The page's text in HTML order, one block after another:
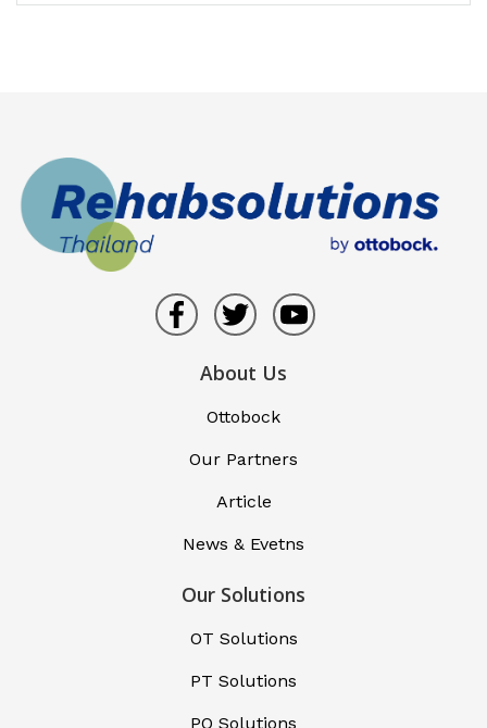
About Us
Ottobock
Our Partners
Article
News & Evetns
Our Solutions
OT Solutions
PT Solutions
PO Solutions